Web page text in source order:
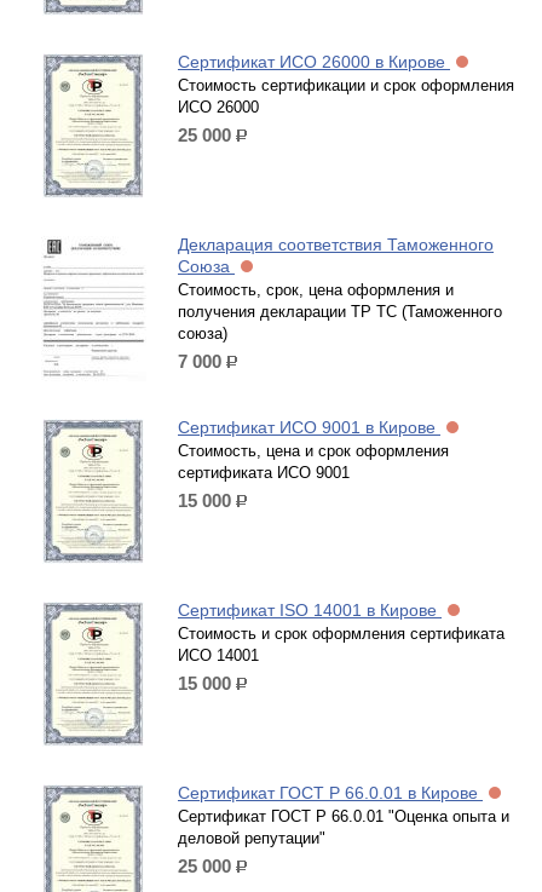
Сертификат ИСО 26000 в Кирове
Стоимость сертификации и срок оформления
ИСО 26000
25 000 р.
Декларация соответствия Таможенного
Союза
Стоимость, срок, цена оформления и
получения декларации ТР ТС (Таможенного
союза)
7 000 р.
Сертификат ИСО 9001 в Кирове
Стоимость, цена и срок оформления
сертификата ИСО 9001
15 000 р.
Сертификат ISO 14001 в Кирове
Стоимость и срок оформления сертификата
ИСО 14001
15 000 р.
Сертификат ГОСТ Р 66.0.01 в Кирове
Сертификат ГОСТ Р 66.0.01 "Оценка опыта и
деловой репутации"
25 000 р.